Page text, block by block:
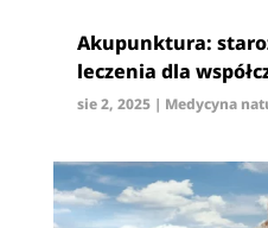
Akupunktura:
leczenia dla
sie 2, 2025| Medycyna